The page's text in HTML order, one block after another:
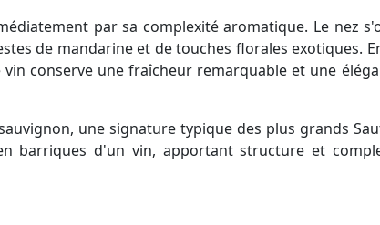
par sa complexité aromatique. Le nez
de mandarine et de touches florales exotiques.
conserve une fraîcheur remarquable et une
une signature typique des plus grands
barriques d'un vin, apportant structure et